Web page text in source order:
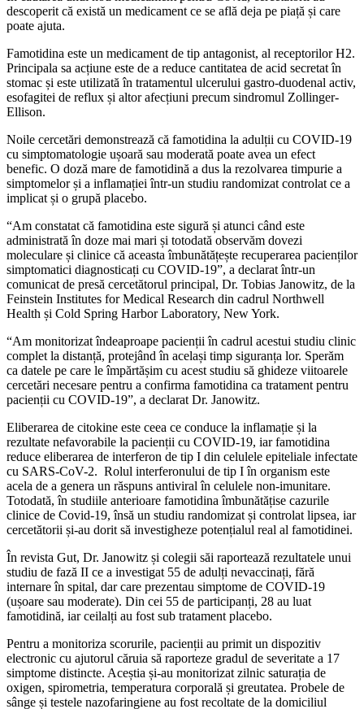
descoperit că există un medicament ce se află deja pe piață și care
poate ajuta.
Famotidina este un medicament de tip antagonist, al receptorilor H2.
Principala sa acțiune este de a reduce cantitatea de acid secretat în
stomac și este utilizată în tratamentul ulcerului gastro-duodenal activ,
esofagitei de reflux și altor afecțiuni precum sindromul Zollinger-
Ellison.
Noile cercetări demonstrează că famotidina la adulții cu COVID-19
cu simptomatologie ușoară sau moderată poate avea un efect
benefic. O doză mare de famotidină a dus la rezolvarea timpurie a
simptomelor și a inflamației într-un studiu randomizat controlat ce a
implicat și o grupă placebo.
“Am constatat că famotidina este sigură și atunci când este
administrată în doze mai mari și totodată observăm dovezi
moleculare și clinice că aceasta îmbunătățește recuperarea pacienților
simptomatici diagnosticați cu COVID-19”, a declarat într-un
comunicat de presă cercetătorul principal, Dr. Tobias Janowitz, de la
Feinstein Institutes for Medical Research din cadrul Northwell
Health și Cold Spring Harbor Laboratory, New York.
“Am monitorizat îndeaproape pacienții în cadrul acestui studiu clinic
complet la distanță, protejând în același timp siguranța lor. Sperăm
ca datele pe care le împărtășim cu acest studiu să ghideze viitoarele
cercetări necesare pentru a confirma famotidina ca tratament pentru
pacienții cu COVID-19”, a declarat Dr. Janowitz.
Eliberarea de citokine este ceea ce conduce la inflamație și la
rezultate nefavorabile la pacienții cu COVID-19, iar famotidina
reduce eliberarea de interferon de tip I din celulele epiteliale infectate
cu SARS-CoV-2. Rolul interferonului de tip I în organism este
acela de a genera un răspuns antiviral în celulele non-imunitare.
Totodată, în studiile anterioare famotidina îmbunătățise cazurile
clinice de Covid-19, însă un studiu randomizat și controlat lipsea, iar
cercetătorii și-au dorit să investigheze potențialul real al famotidinei.
În revista Gut, Dr. Janowitz și colegii săi raportează rezultatele unui
studiu de fază II ce a investigat 55 de adulți nevaccinați, fără
internare în spital, dar care prezentau simptome de COVID-19
(ușoare sau moderate). Din cei 55 de participanți, 28 au luat
famotidină, iar ceilalți au fost sub tratament placebo.
Pentru a monitoriza scorurile, pacienții au primit un dispozitiv
electronic cu ajutorul căruia să raporteze gradul de severitate a 17
simptome distincte. Aceștia și-au monitorizat zilnic saturația de
oxigen, spirometria, temperatura corporală și greutatea. Probele de
sânge și testele nazofaringiene au fost recoltate de la domiciliul